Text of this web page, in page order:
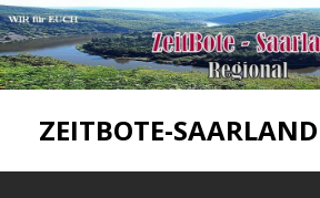
ZEITBOTE-